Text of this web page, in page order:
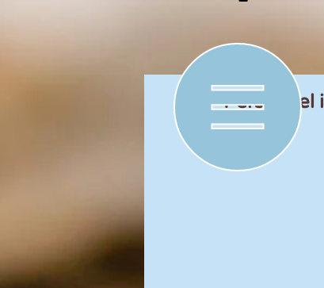
Personeel